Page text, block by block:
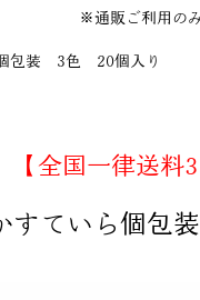
※通販ご利用の
包装 3色 20個入り
【全国一律送料
すていら個